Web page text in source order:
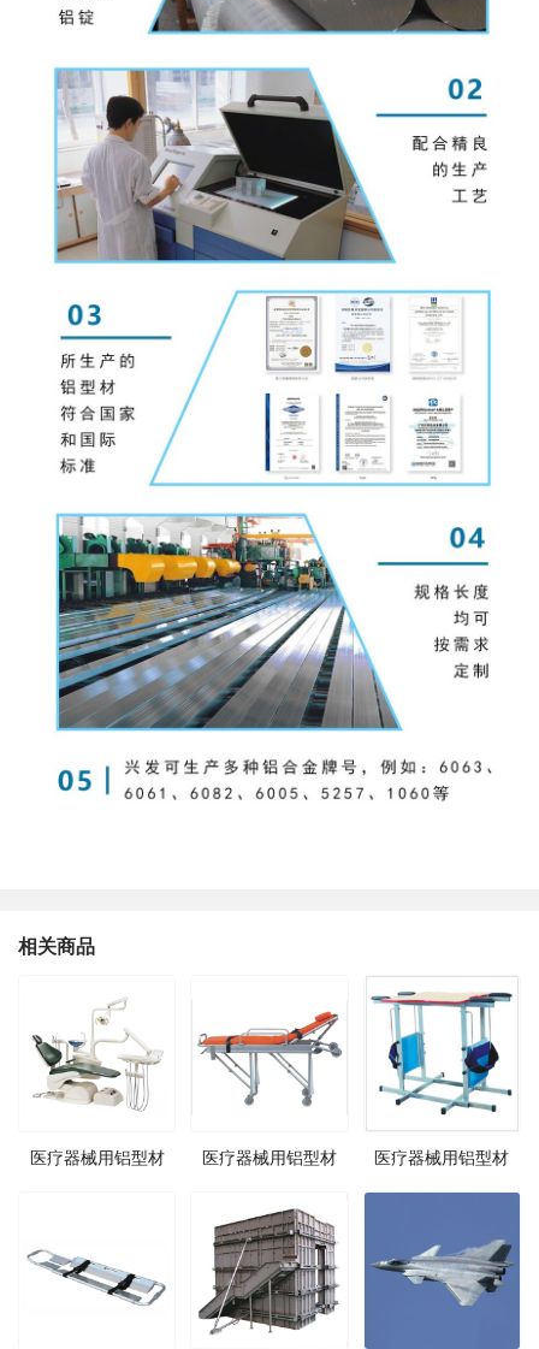
相关商品
医疗器械用铝型材 医疗器械用铝型材 医疗器械用铝型材